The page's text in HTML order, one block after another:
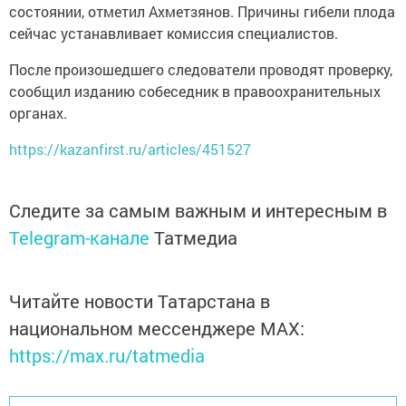
состоянии, отметил Ахметзянов. Причины гибели плода
сейчас устанавливает комиссия специалистов.
После произошедшего следователи проводят проверку,
сообщил изданию собеседник в правоохранительных
органах.
https://kazanfirst.ru/articles/451527
Следите за самым важным и интересным в
Telegram-канале Татмедиа
Читайте новости Татарстана в
национальном мессенджере MАХ:
https://max.ru/tatmedia